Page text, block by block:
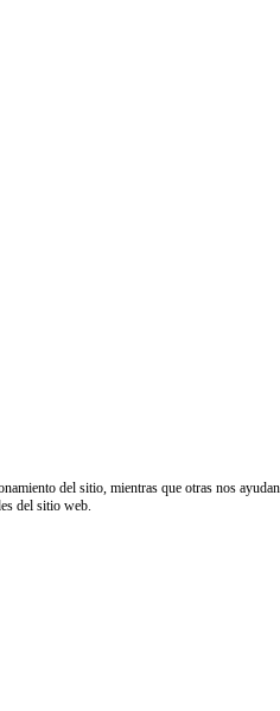
del sitio, mientras que otras nos
del sitio web.